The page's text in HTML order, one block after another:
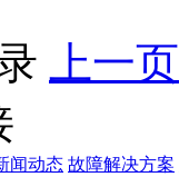
上一页
闻动态 故障解决方案